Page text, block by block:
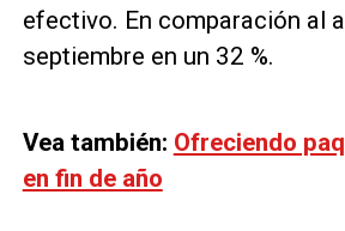
efectivo. En comparación al
septiembre en un 32 %.
Vea también: Ofreciendo
en fin de año